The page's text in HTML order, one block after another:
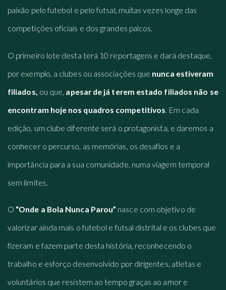
paixão pelo futebol e pelo futsal, muitas vezes longe das
competições oficiais e dos grandes palcos.
O primeiro lote desta terá 10 reportagens e dará destaque,
por exemplo, a clubes ou associações que nunca estiveram
filiados, ou que, apesar de já terem estado filiados não se
encontram hoje nos quadros competitivos . Em cada
edição, um clube diferente será o protagonista, e daremos a
conhecer o percurso, as memórias, os desafios e a
importância para a sua comunidade, numa viagem temporal
sem limites.
O “Onde a Bola Nunca Parou” nasce com objetivo de
valorizar ainda mais o futebol e futsal distrital e os clubes que
fizeram e fazem parte desta história, reconhecendo o
trabalho e esforço desenvolvido por dirigentes, atletas e
voluntários que resistem ao tempo graças ao amor e